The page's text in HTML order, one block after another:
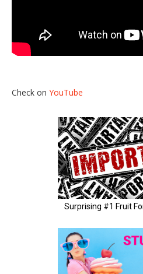
Check on YouTube